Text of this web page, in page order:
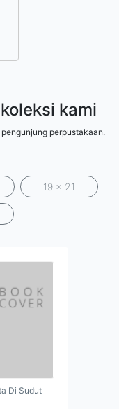
kami
perpustakaan.
19 x 21
Di Sudut